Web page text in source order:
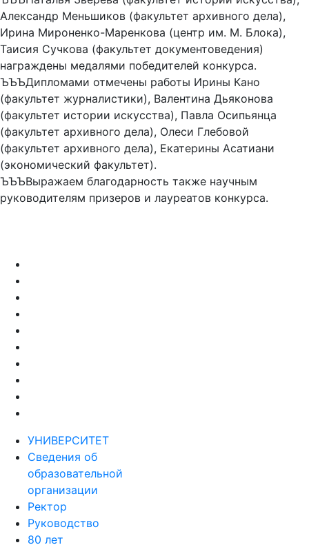
Александр Меньшиков (факультет архивного дела),
Ирина Мироненко-Маренкова (центр им. М. Блока),
Таисия Сучкова (факультет документоведения)
награждены медалями победителей конкурса.
ЪЪЪДипломами отмечены работы Ирины Кано
(факультет журналистики), Валентина Дьяконова
(факультет истории искусства), Павла Осипьянца
(факультет архивного дела), Олеси Глебовой
(факультет архивного дела), Екатерины Асатиани
(экономический факультет).
ЪЪЪВыражаем благодарность также научным
руководителям призеров и лауреатов конкурса.
УНИВЕРСИТЕТ
Сведения об
образовательной
организации
Ректор
Руководство
80 лет